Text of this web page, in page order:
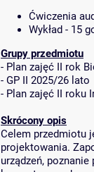
Ćwiczenia
Wykład - 15
Grupy przedmiotu
- Plan zajęć II rok
- GP II 2025/26 lato
- Plan zajęć II roku
Skrócony opis
Celem przedmiotu
projektowania.
urządzeń,